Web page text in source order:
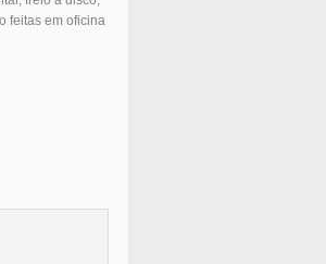
feitas em oficina